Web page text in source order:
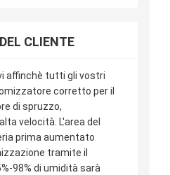
CLIENTE
affinchè tutti gli vostri
corretto per il
di spruzzo,
velocità. L'area del
prima aumentato
tramite il
98% di umidità sarà